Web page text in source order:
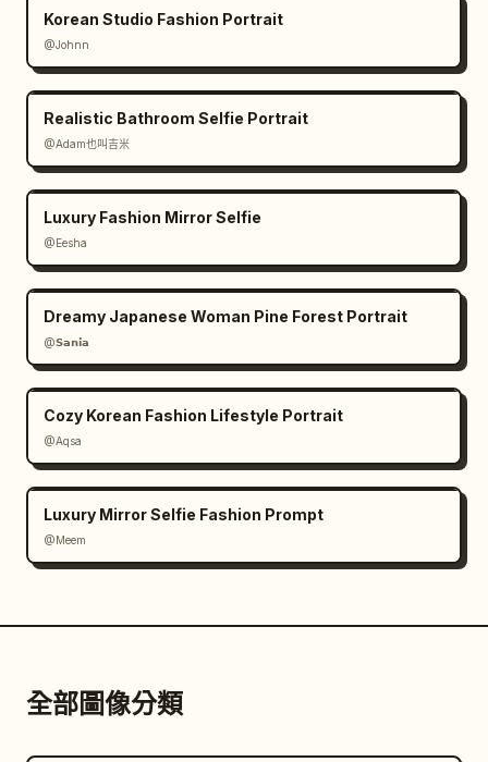
Korean Studio Fashion Portrait
@Johnn
Realistic Bathroom Selfie Portrait
@Adam也叫吉米
Luxury Fashion Mirror Selfie
@Eesha
Dreamy Japanese Woman Pine Forest Portrait
@𝗦𝗮𝗻𝗶𝗮
Cozy Korean Fashion Lifestyle Portrait
@Aqsa
Luxury Mirror Selfie Fashion Prompt
@Meem
全部圖像分類